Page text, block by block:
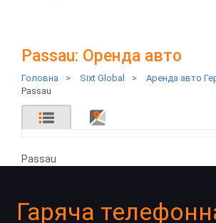
Passau: Оренда авто
Головна > Sixt Global > Аренда авто
Passau
Passau
Гаряча